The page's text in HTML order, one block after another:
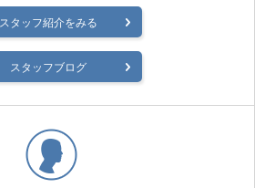
スタッフ紹介をみる
スタッフブログ